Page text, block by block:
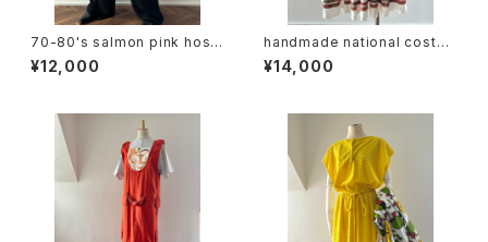
70-80's salmon pink hospi
tal dress
¥12,000
handmade national costu
me design skirt
¥14,000